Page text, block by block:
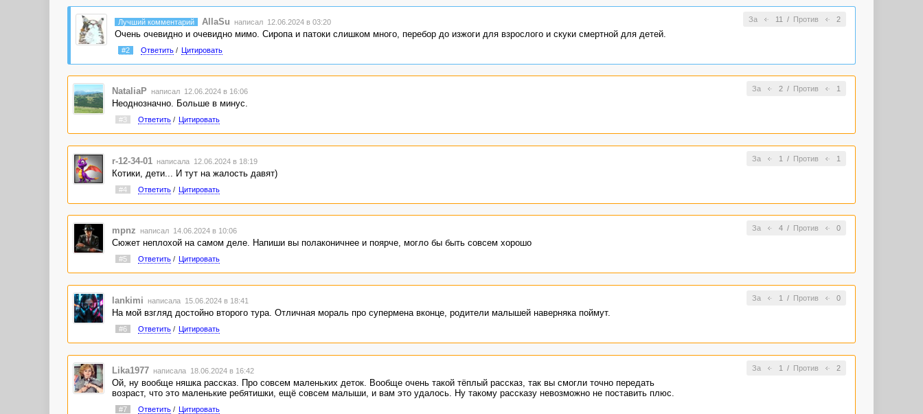
За 11 / Против 2
Лучший комментарий AllaSu написал 12.06.2024 в 03:20
Очень очевидно и очевидно мимо. Сиропа и патоки слишком много, перебор до изжоги для взрослого и скуки смертной для детей.
#2 Ответить/ Цитировать
За 2/ Против 1
NataliaP написал 12.06.2024 в 16:06
Неоднозначно. Больше в минус.
#3 Ответить/ Цитировать
За 1 / Против 1
r-12-34-01 написала 12.06.2024 в 18:19
Котики, дети... И тут на жалость давят)
#4 Ответить/ Цитировать
За 4/ Против 0
mpnz написал 14.06.2024 в 10:06
Сюжет неплохой на самом деле. Напиши вы полаконичнее и поярче, могло бы быть совсем хорошо
#5 Ответить/ Цитировать
За 1 / Против 0
lankimi написала 15.06.2024 в 18:41
На мой взгляд достойно второго тура. Отличная мораль про супермена вконце, родители малышей наверняка поймут.
#6 Ответить/ Цитировать
За 1 / Против 2
Lika1977 написала 18.06.2024 в 16:42
Ой, ну вообще няшка рассказ. Про совсем маленьких деток. Вообще очень такой тёплый рассказ, так вы смогли точно передать
возраст, что это маленькие ребятишки, ещё совсем малыши, и вам это удалось. Ну такому рассказу невозможно не поставить плюс.
#7 Ответить/ Цитировать